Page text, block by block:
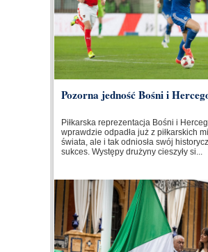
Pozorna jedność Bośni i
Piłkarska reprezentacja Bośni i
wprawdzie odpadła już z piłkarskich
świata, ale i tak odniosła swój
sukces. Występy drużyny cieszyły si...